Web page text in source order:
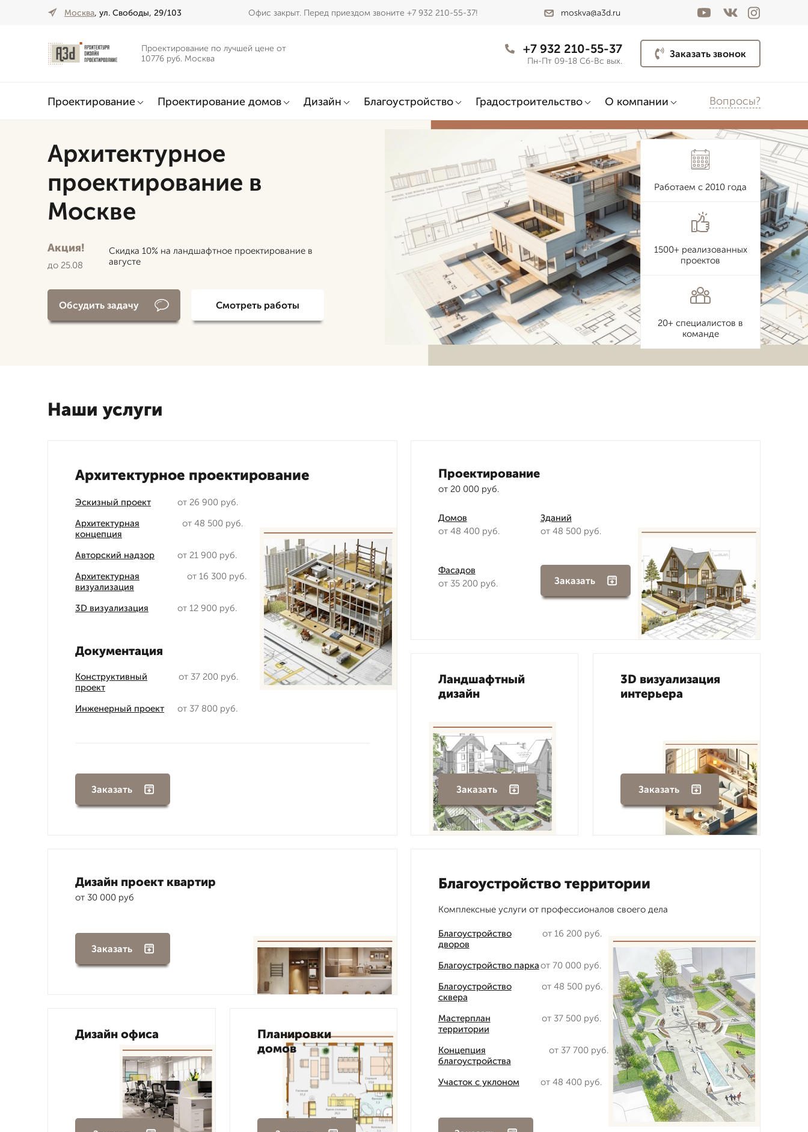
Москва, ул. Свободы, 29/103 Офис закрыт. Перед приездом звоните +7 932 210-55-37! moskva@a3d.ru
Проектирование по лучшей цене от
10776 руб. Москва
+7 932 210-55-37
Пн-Пт 09-18 Сб-Вс вых.
Заказать звонок
Проектирование Проектирование домов Дизайн Благоустройство Градостроительство О компании Вопросы?
Архитектурное
проектирование в
Москве
Акция!
до 25.08
Скидка 10% на ландшафтное проектирование в
августе
Обсудить задачу Смотреть работы
Работаем с 2010 года
1500+ реализованных
проектов
20+ специалистов в
команде
Наши услуги
Архитектурное проектирование
Эскизный проект
от 26 900 руб.
Архитектурная
концепция
от 48 500 руб.
Авторский надзор
от 21 900 руб.
Архитектурная
визуализация
от 16 300 руб.
3D визуализация от 12 900 руб.
Документация
Конструктивный
проект
от 37 200 руб.
Инженерный проект от 37 800 руб.
Заказать
Проектирование
от 20 000 руб.
Домов
от 48 400 руб.
Зданий
от 48 500 руб.
Фасадов
от 35 200 руб.
Заказать
Ландшафтный
дизайн
Заказать
3D визуализация
интерьера
Заказать
Дизайн проект квартир
от 30 000 руб
Заказать
Дизайн офиса
Планировки
домов
Благоустройство территории
Комплексные услуги от профессионалов своего дела
Благоустройство
дворов
от 16 200 руб.
Благоустройство паркаот 70 000 руб.
Благоустройство
сквера
от 48 500 руб.
Мастерплан
территории
от 37 500 руб.
Концепция
благоустройства
от 37 700 руб.
Участок с уклоном от 48 400 руб.